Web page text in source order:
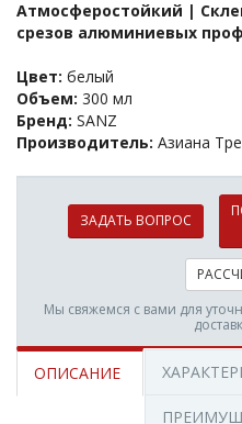
Атмосферостойкий |
срезов алюминиевых
Цвет: белый
Объем: 300 мл
Бренд: SANZ
Производитель: Азиана
ЗАДАТЬ ВОПРОС
Мы свяжемся с вами для
ОПИСАНИЕ